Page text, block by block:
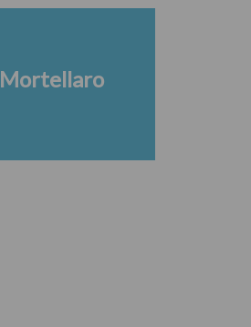
Mortellaro